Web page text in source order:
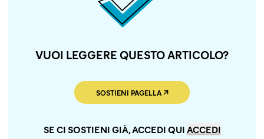
VUOI LEGGERE QUESTO ARTICOLO?
SOSTIENI PAGELLA
SE CI SOSTIENI GIÀ, ACCEDI QUIACCEDI